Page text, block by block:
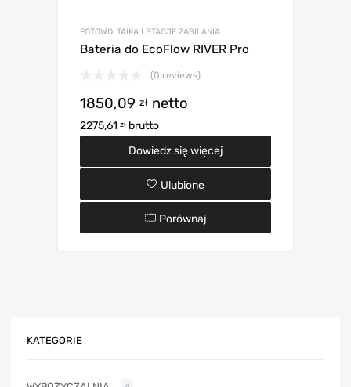
FOTOWOLTAIKA I STACJE ZASILANIA
Bateria do EcoFlow RIVER Pro
(0 reviews)
1850,09 zł netto
2275,61 zł brutto
Dowiedz się więcej
Ulubione
Porównaj
KATEGORIE